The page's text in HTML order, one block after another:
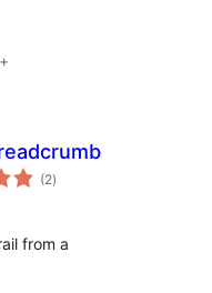
(2total
aprecieri
)
from a